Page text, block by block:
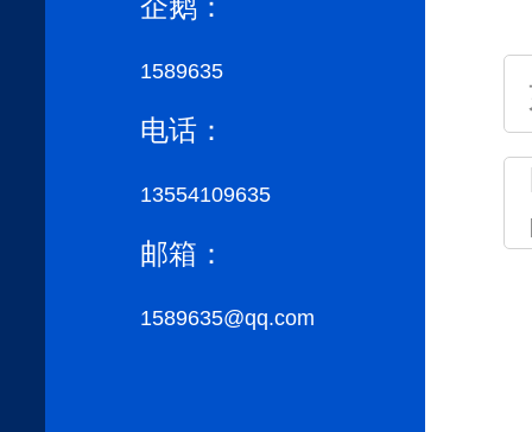
企鹅：
1589635
电话：
13554109635
邮箱：
1589635@qq.com